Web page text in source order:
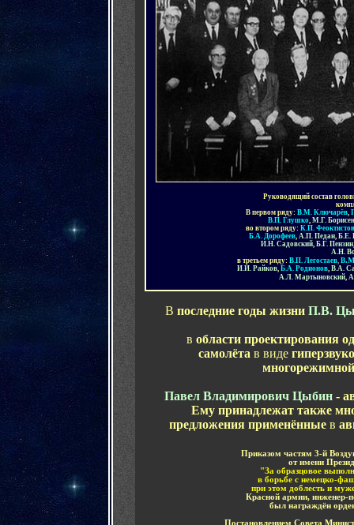
Руководящий состав
В первом ряду: В.М. Ключарёв,
В.П. Глушко, М.Г.
во втором ряду: К.П. Феоктистов
Б.А. Дорофеев, А.П. Педан, Б.Е.
И.Н. Садовский, Б.Г. Пензин
А.Н.
в третьем ряду: В.П. Легостаев, В.М
И.И. Райков, Б.А. Родионов, В.А.
А.Л. Мартыновский,
В последние годы жизни П.В.
в области проектирования
самолёта в виде
Павел Владимирович Цыбин -
Ему принадлежат также
предложения применённые в
Приказом частям 3-й
от имени
"За образцовое
в борьбе с немецко-
при этом доблесть и
Красной армии, инженер-
был награждён
Постановлением Совета